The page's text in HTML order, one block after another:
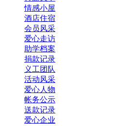
情感小屋
酒店住宿
会员风采
爱心走访
助学档案
捐款记录
义工团队
活动风采
爱心人物
帐务公示
送款记录
爱心企业